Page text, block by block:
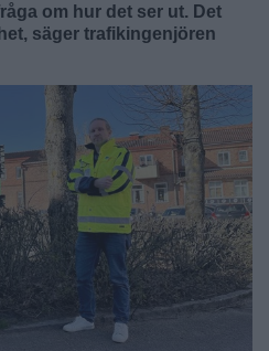
om hur det ser ut. Det
säger trafikingenjören